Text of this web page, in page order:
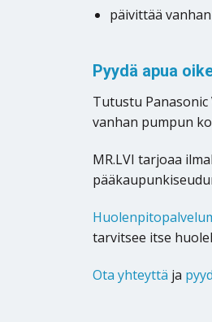
päivittää
Pyydä apua
Tutustu
vanhan pumpun
MR.LVI tarjoaa
tarvitsee itse
Ota yhteyttä ja